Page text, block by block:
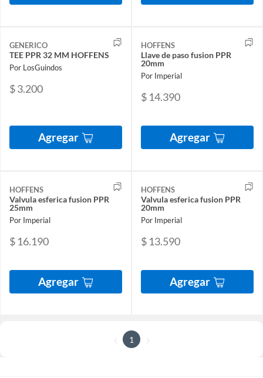
GENERICO
TEE PPR 32 MM HOFFENS
Por LosGuindos
$ 3.200
Agregar
HOFFENS
Llave de paso fusion PPR
20mm
Por Imperial
$ 14.390
Agregar
HOFFENS
Valvula esferica fusion PPR
25mm
Por Imperial
$ 16.190
Agregar
HOFFENS
Valvula esferica fusion PPR
20mm
Por Imperial
$ 13.590
Agregar
1